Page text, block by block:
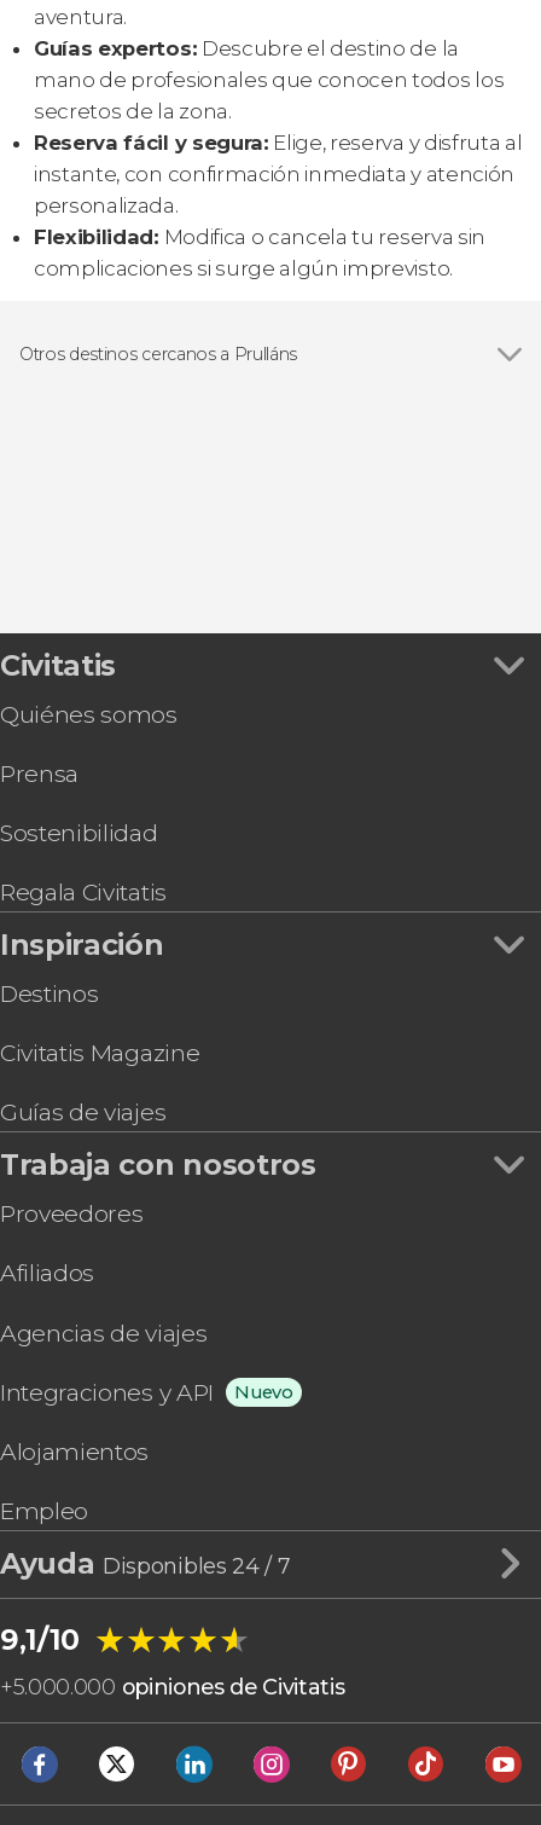
aventura.
Guías expertos: Descubre el destino de la
mano de profesionales que conocen todos los
secretos de la zona.
Reserva fácil y segura: Elige, reserva y disfruta al
instante, con confirmación inmediata y atención
personalizada.
Flexibilidad: Modifica o cancela tu reserva sin
complicaciones si surge algún imprevisto.
Otros destinos cercanos a Prulláns
Civitatis
Quiénes somos
Prensa
Sostenibilidad
Regala Civitatis
Inspiración
Destinos
Civitatis Magazine
Guías de viajes
Trabaja con nosotros
Proveedores
Afiliados
Agencias de viajes
Integraciones y API Nuevo
Alojamientos
Empleo
Ayuda Disponibles 24 / 7
9,1/10 ★★★★★
★★★★★
+5.000.000 opiniones de Civitatis